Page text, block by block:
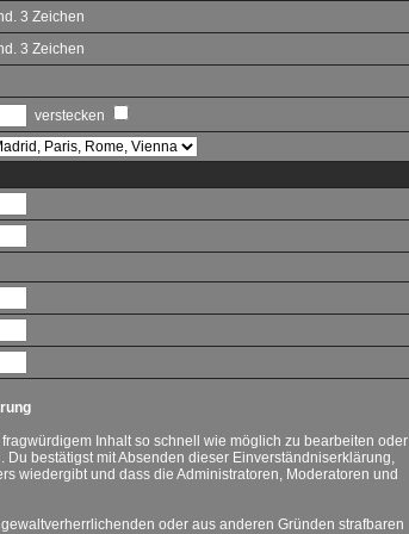
3 Zeichen
3 Zeichen
verstecken
Inhalt so schnell wie möglich zu bearbeiten oder
bestätigst mit Absenden dieser Einverständniserklärung,
wiedergibt und dass die Administratoren, Moderatoren und
oder aus anderen Gründen strafbaren